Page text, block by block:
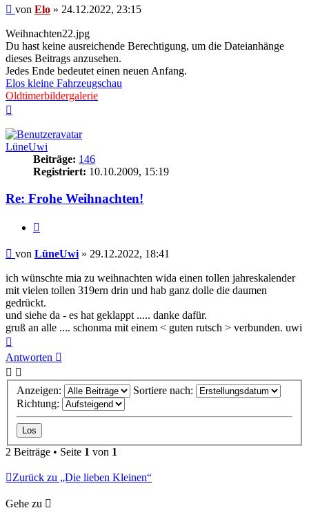
Beitrag
von Elo » 24.12.2022, 23:15
Weihnachten22.jpg
Du hast keine ausreichende Berechtigung, um die Dateianhänge
dieses Beitrags anzusehen.
Jedes Ende bedeutet einen neuen Anfang.
Elos kleine Fahrzeugschau
Oldtimerbildergalerie
LüneUwi
Beiträge: 146
Registriert: 10.10.2009, 15:19
Re: Frohe Weihnachten!
Beitrag
von LüneUwi » 29.12.2022, 18:41
ich wünschte mia zu weihnachten wida einen tollen jahreskalender
mit vielen tollen 319ern drin und hab ganz dolle die daumen
gedrückt.
und siehe da - es hat geklappt ..... danke dafür.
gruß an alle .... schonma mit einem < guten rutsch > verbunden. uwi
oben
Antworten
Anzeigen:
Sortiere nach:
Richtung:
2 Beiträge • Seite 1 von 1
Zurück zu „Die lieben Kleinen“
Gehe zu